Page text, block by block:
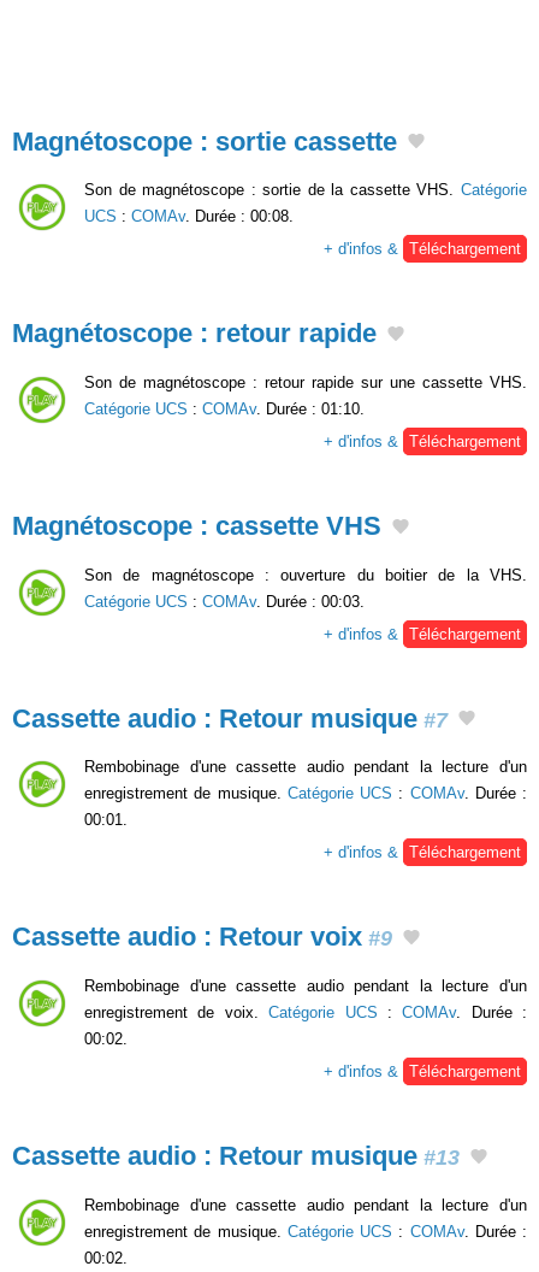
Magnétoscope : sortie cassette
Son de magnétoscope : sortie de la cassette VHS. Catégorie
UCS : COMAv. Durée : 00:08.
+ d'infos & Téléchargement
Magnétoscope : retour rapide
Son de magnétoscope : retour rapide sur une cassette VHS.
Catégorie UCS : COMAv. Durée : 01:10.
+ d'infos &
Téléchargement
Magnétoscope : cassette VHS
Son de magnétoscope : ouverture du boitier de la VHS.
Catégorie UCS : COMAv. Durée : 00:03.
+ d'infos &
Téléchargement
Cassette audio : Retour musique #7
Rembobinage d'une cassette audio pendant la lecture d'un
enregistrement de musique. Catégorie UCS : COMAv. Durée :
00:01.
+ d'infos & Téléchargement
Cassette audio : Retour voix #9
Rembobinage d'une cassette audio pendant la lecture d'un
enregistrement de voix.Catégorie UCS :COMAv. Durée :
00:02.
+ d'infos &
Téléchargement
Cassette audio : Retour musique #13
Rembobinage d'une cassette audio pendant la lecture d'un
enregistrement de musique. Catégorie UCS : COMAv. Durée :
00:02.